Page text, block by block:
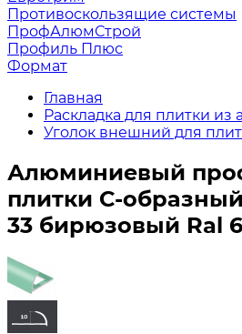
Противоскользящие системы
ПрофАлюмСтрой
Профиль Плюс
Формат
Главная
Раскладка для плитки
Уголок внешний для
Алюминиевый
плитки С-
33 бирюзовый Ral